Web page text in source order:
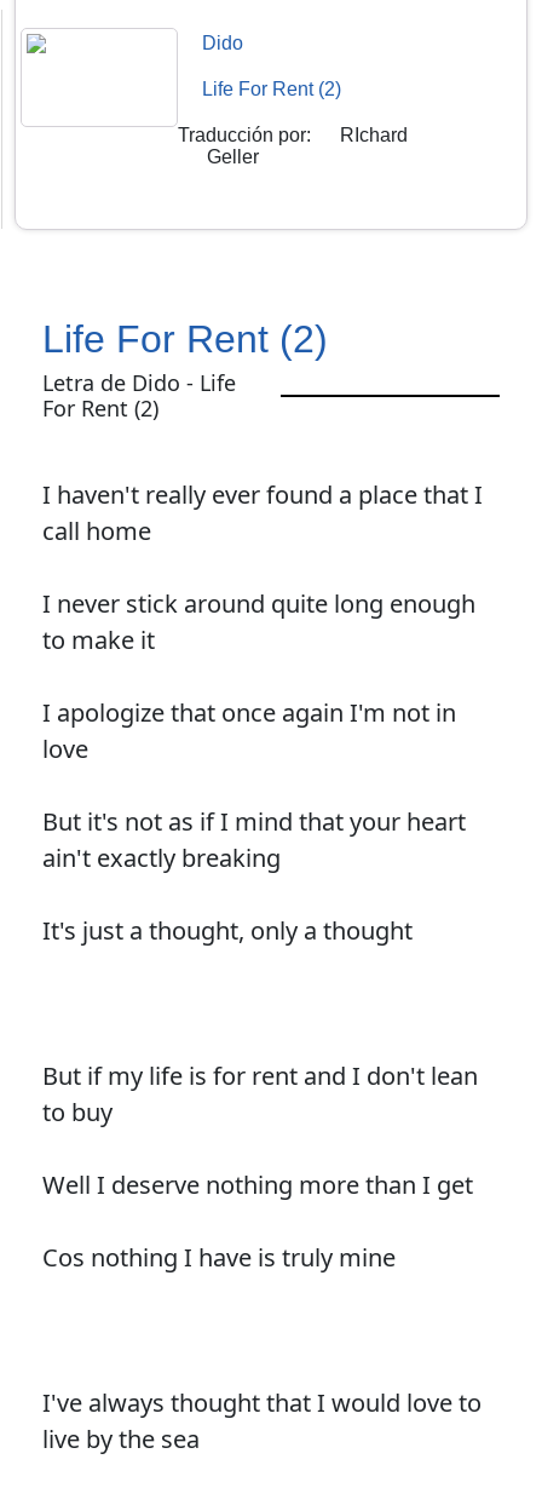
Dido
Life For Rent (2)
Traducción por:
RIchard
Geller
Life For Rent (2)
Letra de Dido - Life
For Rent (2)
I haven't really ever found a place that I
call home
I never stick around quite long enough
to make it
I apologize that once again I'm not in
love
But it's not as if I mind that your heart
ain't exactly breaking
It's just a thought, only a thought
But if my life is for rent and I don't lean
to buy
Well I deserve nothing more than I get
Cos nothing I have is truly mine
I've always thought that I would love to
live by the sea